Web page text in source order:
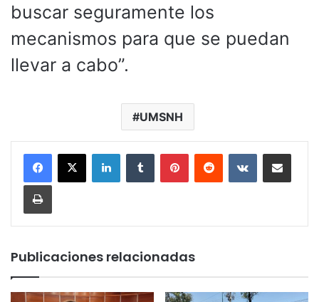
buscar seguramente los
mecanismos para que se puedan
llevar a cabo”.
UMSNH
LinkedInTumblr PinterestReddit VKontakteCompartir por
Imprimir
Publicaciones relacionadas